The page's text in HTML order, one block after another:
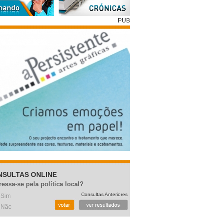
PUB
ONLINE
se pela política local?
Sim
Não
Consultas Anteriores